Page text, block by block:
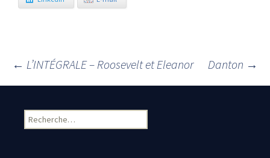
Navigation des articles
← L’INTÉGRALE – Roosevelt et Eleanor Danton →
Rechercher :